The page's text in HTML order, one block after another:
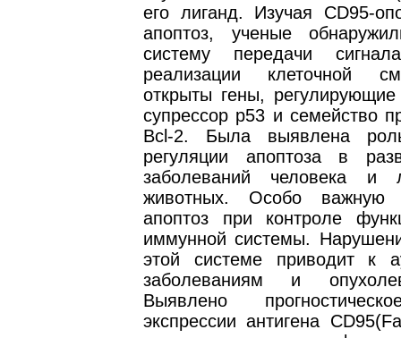
его лиганд. Изучая CD95-
апоптоз, ученые
систему передачи
реализации клеточной
открыты гены, регулирующие
супрессор р53 и семейство
Bcl-2. Была выявлена
регуляции апоптоза в
заболеваний человека и
животных. Особо важную
апоптоз при контроле
иммунной системы.
этой системе приводит к
заболеваниям и
Выявлено
экспрессии антигена